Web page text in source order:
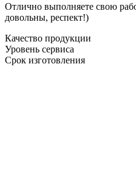
Отлично выполняете свою
довольны, респект!)
Качество продукции
Уровень сервиса
Срок изготовления